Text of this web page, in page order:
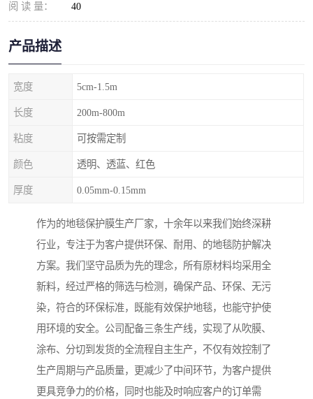
阅 读 量： 40
产品描述
宽度 5cm-1.5m
长度 200m-800m
粘度 可按需定制
颜色 透明、透蓝、红色
厚度 0.05mm-0.15mm
作为的地毯保护膜生产厂家，十余年以来我们始终深耕
行业，专注于为客户提供环保、耐用、的地毯防护解决
方案。我们坚守品质为先的理念，所有原材料均采用全
新料，经过严格的筛选与检测，确保产品、环保、无污
染，符合的环保标准，既能有效保护地毯，也能守护使
用环境的安全。公司配备三条生产线，实现了从吹膜、
涂布、分切到发货的全流程自主生产，不仅有效控制了
生产周期与产品质量，更减少了中间环节，为客户提供
更具竞争力的价格，同时也能及时响应客户的订单需